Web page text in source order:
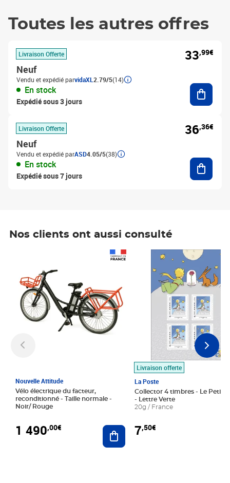
Toutes les autres offres
Livraison Offerte
Neuf
Vendu et expédié parvidaXL 2.79/5(14)
En stock
Expédié sous 3 jours
33,99€
Livraison Offerte
Neuf
Vendu et expédié parASD4.05/5(38)
En stock
Expédié sous 7 jours
36,36€
Nos clients ont aussi consulté
Nouvelle Attitude
Vélo électrique du facteur,
reconditionné - Taille normale -
Noir/ Rouge
1 490,00€ Ajouter au panier
Livraison offerte
La Poste
Collector 4 timbres - Le Petit
- Lettre Verte
20g / France
7,50€
Prix 7,50€